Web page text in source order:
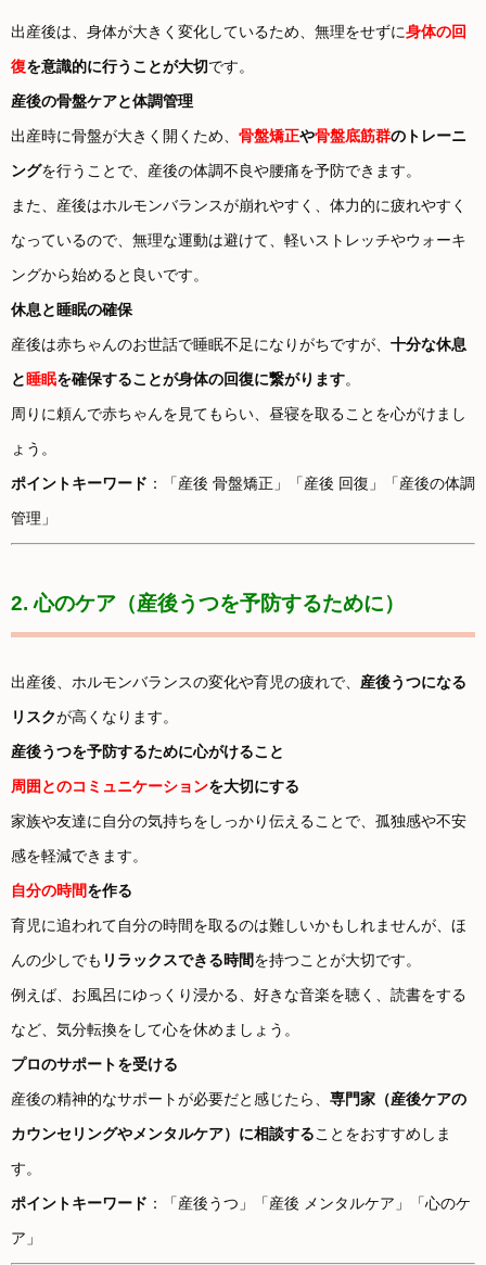
出産後は、身体が大きく変化しているため、無理をせずに身体の回
復を意識的に行うことが大切です。
産後の骨盤ケアと体調管理
出産時に骨盤が大きく開くため、 骨盤矯正や骨盤底筋群のトレーニ
ングを行うことで、産後の体調不良や腰痛を予防できます。
また、産後はホルモンバランスが崩れやすく、体力的に疲れやすく
なっているので、無理な運動は避けて、軽いストレッチやウォーキ
ングから始めると良いです。
休息と睡眠の確保
産後は赤ちゃんのお世話で睡眠不足になりがちですが、 十分な休息
と 睡眠を確保することが身体の回復に繋がります。
周りに頼んで赤ちゃんを見てもらい、昼寝を取ることを心がけまし
ょう。
ポイントキーワード ：「産後 骨盤矯正」「産後 回復」「産後の体調
管理」
2. 心のケア（産後うつを予防するために）
出産後、ホルモンバランスの変化や育児の疲れで、 産後うつになる
リスクが高くなります。
産後うつを予防するために心がけること
周囲とのコミュニケーションを大切にする
家族や友達に自分の気持ちをしっかり伝えることで、孤独感や不安
感を軽減できます。
自分の時間を作る
育児に追われて自分の時間を取るのは難しいかもしれませんが、ほ
んの少しでも リラックスできる時間を持つことが大切です。
例えば、お風呂にゆっくり浸かる、好きな音楽を聴く、読書をする
など、気分転換をして心を休めましょう。
プロのサポートを受ける
産後の精神的なサポートが必要だと感じたら、 専門家（産後ケアの
カウンセリングやメンタルケア）に相談することをおすすめしま
す。
ポイントキーワード ：「産後うつ」「産後 メンタルケア」「心のケ
ア」